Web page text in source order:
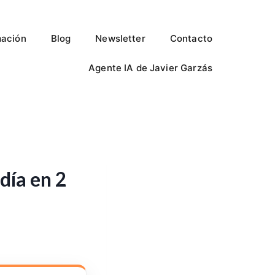
Blog Newsletter Contacto
Agente IA de Javier Garzás
en 2